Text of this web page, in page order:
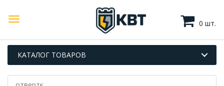
0 шт.
КАТАЛОГ ТОВАРОВ